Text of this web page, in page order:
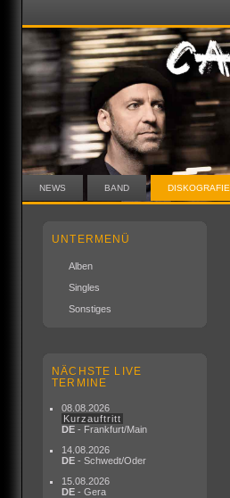
NEWS BAND DISKOGRAFIE
UNTERMENÜ
Alben
Singles
Sonstiges
NÄCHSTE LIVE
TERMINE
08.08.2026
Kurzauftritt
DE - Frankfurt/Main
14.08.2026
DE - Schwedt/Oder
15.08.2026
DE - Gera